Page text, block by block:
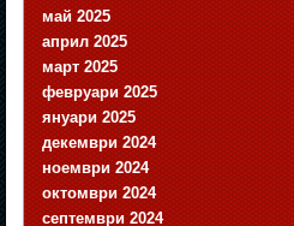
май 2025
април 2025
март 2025
февруари 2025
януари 2025
декември 2024
ноември 2024
октомври 2024
септември 2024